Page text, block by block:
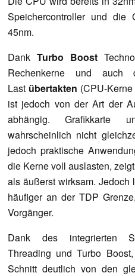
Speichercontroller und die
45nm.
Dank Turbo Boost
Rechenkerne und
Last übertakten (CPU-
ist jedoch von der Art der
abhängig. Grafikkarte
wahrscheinlich nicht
jedoch praktische
die Kerne voll auslasten,
als äußerst wirksam. Jedoch
häufiger an der TDP
Vorgänger.
Dank des integrierten
Threading und Turbo
Schnitt deutlich von den